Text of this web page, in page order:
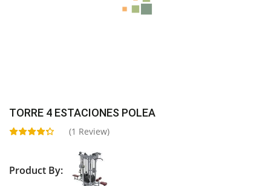
TORRE 4 ESTACIONES POLEA
(1 Review)
Product By: